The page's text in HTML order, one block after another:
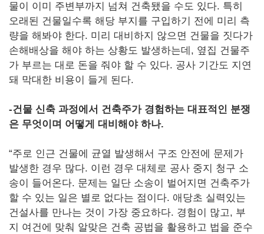
물이 이미 주변부까지 넘쳐 건축됐을 수도 있다. 특히
오래된 건물일수록 해당 부지를 구입하기 전에 미리 측
량을 해봐야 한다. 미리 대비하지 않으면 건물을 짓다가
손해배상을 해야 하는 상황도 발생하는데, 옆집 건물주
가 부르는 대로 돈을 줘야 할 수 있다. 공사 기간도 지연
돼 막대한 비용이 들게 된다.
-건물 신축 과정에서 건축주가 경험하는 대표적인 분쟁
은 무엇이며 어떻게 대비해야 하나.
“주로 인근 건물에 균열 발생해서 구조 안전에 문제가
발생한 경우 많다. 이런 경우 대체로 공사 중지 청구 소
송이 들어온다. 문제는 일단 소송이 벌어지면 건축주가
할 수 있는 일은 별로 없다는 점이다. 애당초 실력있는
건설사를 만나는 것이 가장 중요하다. 경험이 많고, 부
지 여건에 맞춰 알맞은 건축 공법을 활용하고 법을 준수